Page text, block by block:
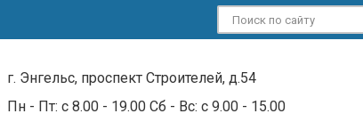
г. Энгельс, проспект Строителей, д.54
Пн - Пт: c 8.00 - 19.00 Сб - Вс: c 9.00 - 15.00